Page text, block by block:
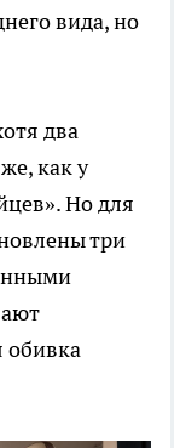
вида, но
два
как у
Но для
три
обивка